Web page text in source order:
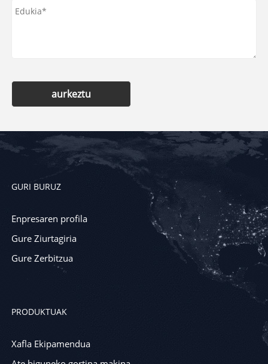
aurkeztu
GURI BURUZ
Enpresaren profila
Gure Ziurtagiria
Gure Zerbitzua
PRODUKTUAK
Xafla Ekipamendua